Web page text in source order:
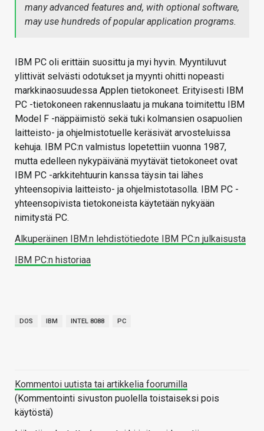
many advanced features and, with optional software,
may use hundreds of popular application programs.
IBM PC oli erittäin suosittu ja myi hyvin. Myyntiluvut
ylittivät selvästi odotukset ja myynti ohitti nopeasti
markkinaosuudessa Applen tietokoneet. Erityisesti IBM
PC -tietokoneen rakennuslaatu ja mukana toimitettu IBM
Model F -näppäimistö sekä tuki kolmansien osapuolien
laitteisto- ja ohjelmistotuelle keräsivät arvosteluissa
kehuja. IBM PC:n valmistus lopetettiin vuonna 1987,
mutta edelleen nykypäivänä myytävät tietokoneet ovat
IBM PC -arkkitehtuurin kanssa täysin tai lähes
yhteensopivia laitteisto- ja ohjelmistotasolla. IBM PC -
yhteensopivista tietokoneista käytetään nykyään
nimitystä PC.
Alkuperäinen IBM:n lehdistötiedote IBM PC:n julkaisusta
IBM PC:n historiaa
DOS IBM INTEL 8088 PC
Kommentoi uutista tai artikkelia foorumilla
(Kommentointi sivuston puolella toistaiseksi pois
käytöstä)